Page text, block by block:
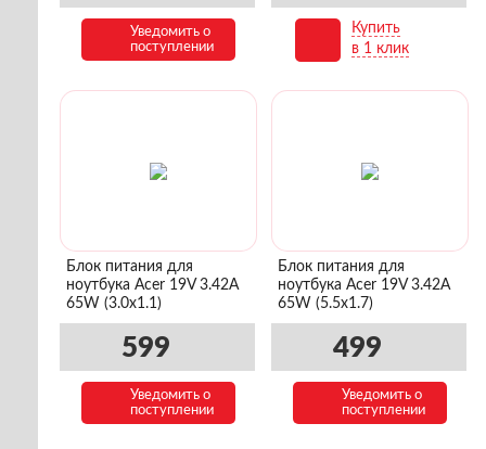
Уведомить о
поступлении
Купить
в 1 клик
Блок питания для
ноутбука Acer 19V 3.42A
65W (3.0x1.1)
599
Уведомить о
поступлении
Блок питания для
ноутбука Acer 19V 3.42A
65W (5.5x1.7)
499
Уведомить о
поступлении